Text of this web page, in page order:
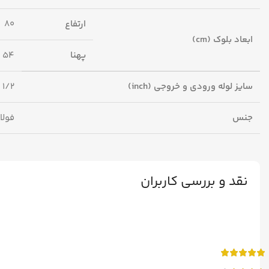
ابعاد بلوک (cm)
ارتفاع 80
پهنا 54
سایز لوله ورودی و خروجی (inch) 1/2
جنس
نقد و بررسی کاربران